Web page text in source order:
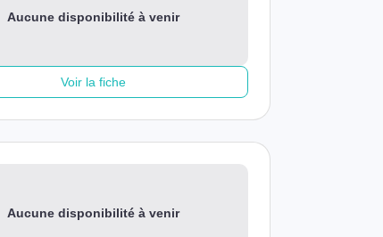
Aucune disponibilité à venir
Voir la fiche
Aucune disponibilité à venir